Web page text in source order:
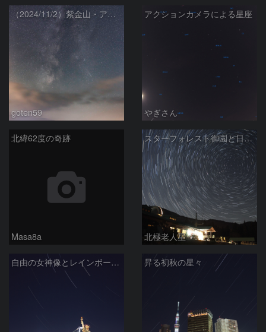
（2024/11/2）紫金山・アトラス彗星と天の川
goten59
アクションカメラによる星座
やぎさん
北緯62度の奇跡
Masa8a
スターフォレスト御園と日周運動
北極老人星
自由の女神像とレインボーブリッジ 昇る初秋の星々